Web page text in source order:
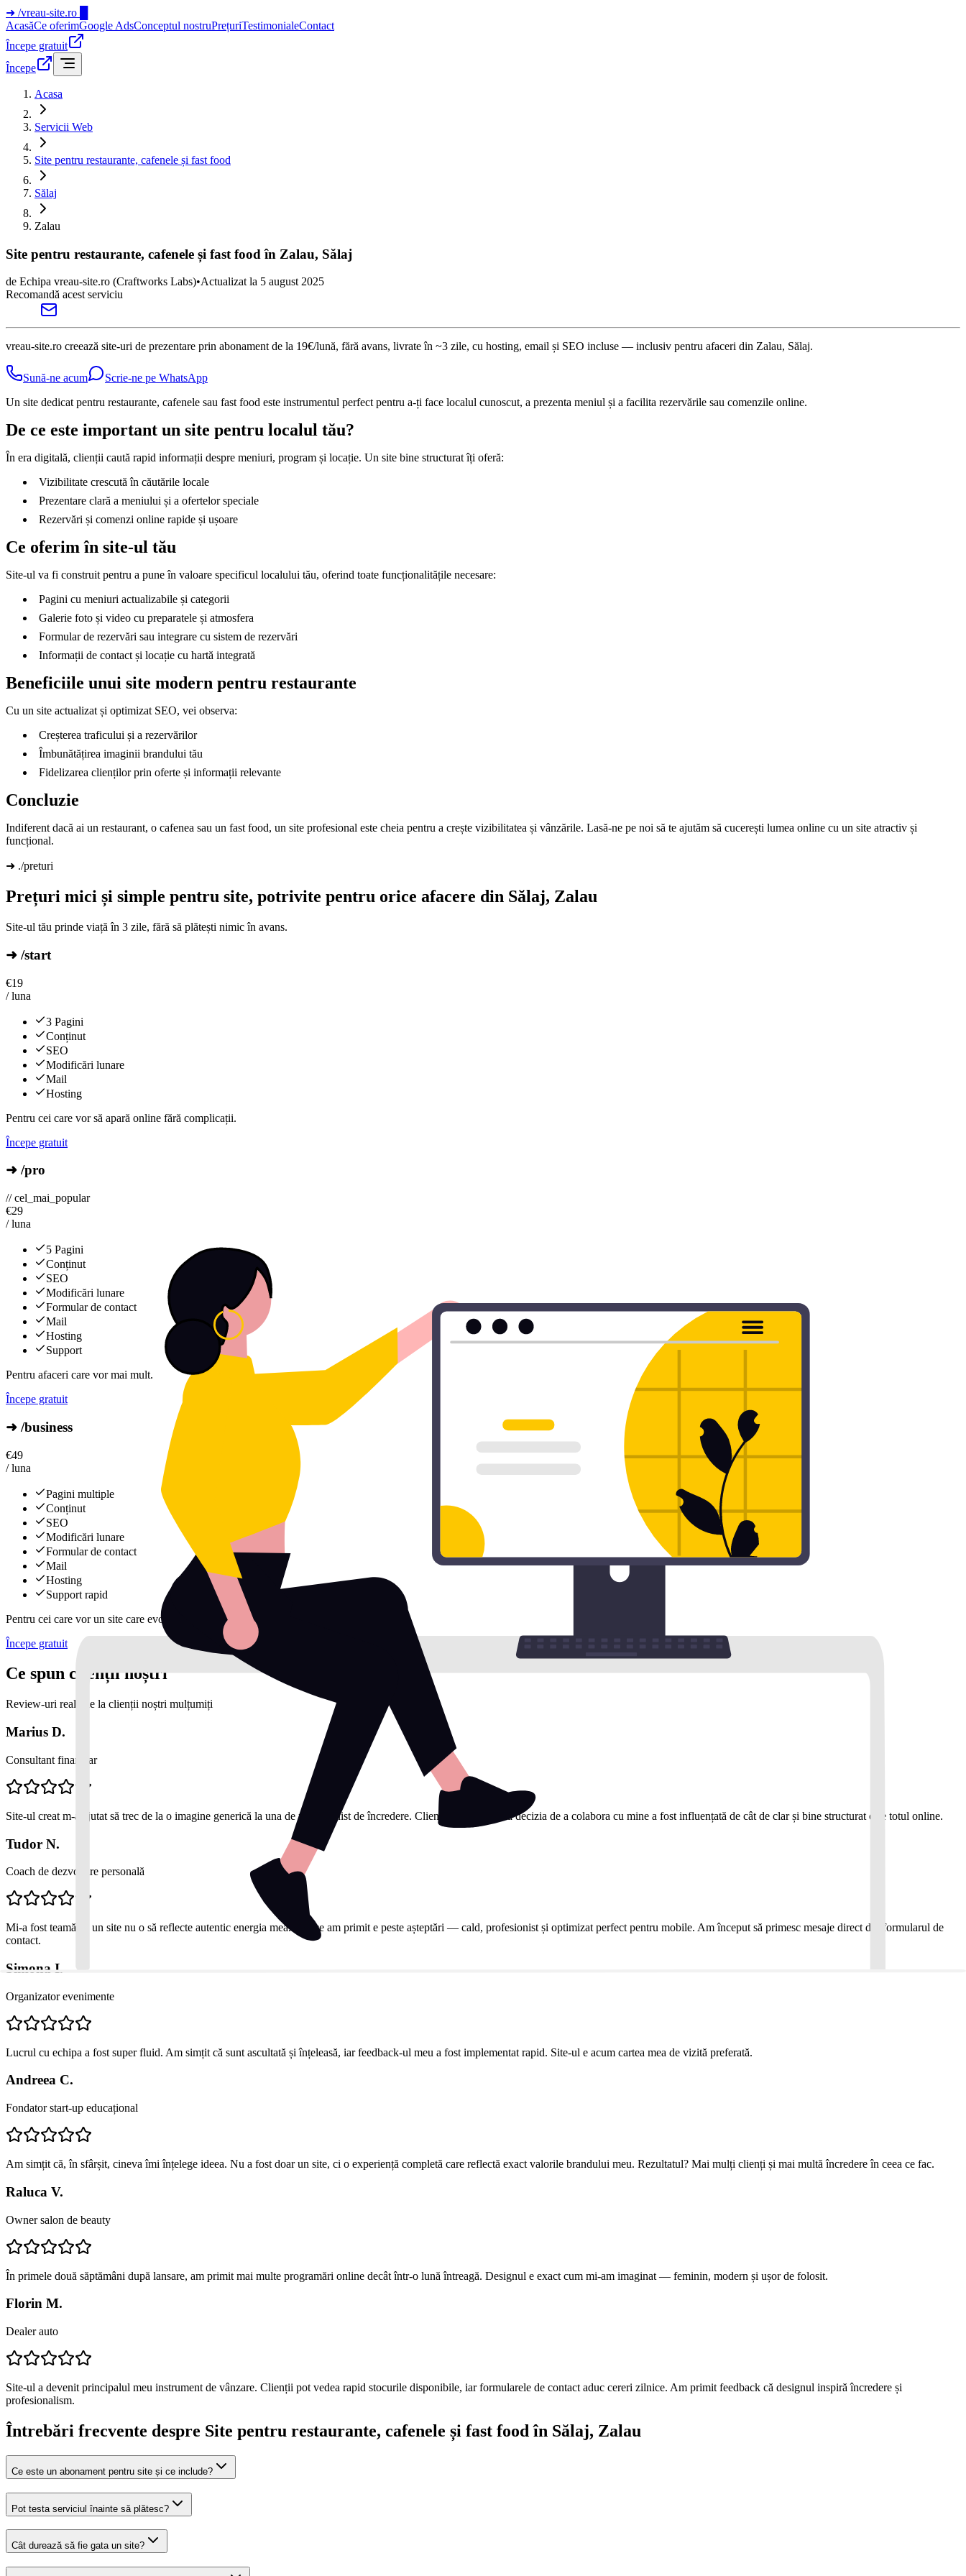
➜ /vreau-site.ro
AcasăCe oferimGoogle AdsConceptul nostruPrețuriTestimonialeContact
Începe gratuit
Începe
Acasa
Servicii Web
Site pentru restaurante, cafenele și fast food
Sălaj
Zalau
Site pentru restaurante, cafenele și fast food în Zalau, Sălaj
de Echipa vreau-site.ro (Craftworks Labs)•Actualizat la 5 august 2025
Recomandă acest serviciu
vreau-site.ro creează site-uri de prezentare prin abonament de la 19€/lună, fără avans, livrate în ~3 zile, cu hosting, email și SEO incluse — inclusiv pentru afaceri din Zalau, Sălaj.
Sună-ne acum
Scrie-ne pe WhatsApp
Un site dedicat pentru restaurante, cafenele sau fast food este instrumentul perfect pentru a-ți face localul cunoscut, a prezenta meniul și a facilita rezervările sau comenzile online.
De ce este important un site pentru localul tău?
În era digitală, clienții caută rapid informații despre meniuri, program și locație. Un site bine structurat îți oferă:
Vizibilitate crescută în căutările locale
Prezentare clară a meniului și a ofertelor speciale
Rezervări și comenzi online rapide și ușoare
Ce oferim în site-ul tău
Site-ul va fi construit pentru a pune în valoare specificul localului tău, oferind toate funcționalitățile necesare:
Pagini cu meniuri actualizabile și categorii
Galerie foto și video cu preparatele și atmosfera
Formular de rezervări sau integrare cu sistem de rezervări
Informații de contact și locație cu hartă integrată
Beneficiile unui site modern pentru restaurante
Cu un site actualizat și optimizat SEO, vei observa:
Creșterea traficului și a rezervărilor
Îmbunătățirea imaginii brandului tău
Fidelizarea clienților prin oferte și informații relevante
Concluzie
Indiferent dacă ai un restaurant, o cafenea sau un fast food, un site profesional este cheia pentru a crește vizibilitatea și vânzările. Lasă-ne pe noi să te ajutăm să cucerești lumea online cu un site atractiv și
funcțional.
➜ ./preturi
Prețuri mici și simple pentru site, potrivite pentru orice afacere din Sălaj, Zalau
Site-ul tău prinde viață în 3 zile, fără să plătești nimic în avans.
➜ /start
€19
/ luna
3 Pagini
Conținut
SEO
Modificări lunare
Mail
Hosting
Pentru cei care vor să apară online fără complicații.
Începe gratuit
➜ /pro
// cel_mai_popular
€29
/ luna
5 Pagini
Conținut
SEO
Modificări lunare
Formular de contact
Mail
Hosting
Support
Pentru afaceri care vor mai mult.
Începe gratuit
➜ /business
€49
/ luna
Pagini multiple
Conținut
SEO
Modificări lunare
Formular de contact
Mail
Hosting
Support rapid
Pentru cei care vor un site care evoluează constant.
Începe gratuit
Ce spun clienții noștri
Review-uri reale de la clienții noștri mulțumiți
Marius D.
Consultant financiar
Site-ul creat m-a ajutat să trec de la o imagine generică la una de profesionist de încredere. Clienții mi-au spus că decizia de a colabora cu mine a fost influențată de cât de clar și bine structurat este totul online.
Tudor N.
Coach de dezvoltare personală
Mi-a fost teamă că un site nu o să reflecte autentic energia mea. Dar ce am primit e peste așteptări — cald, profesionist și optimizat perfect pentru mobile. Am început să primesc mesaje direct din formularul de
contact.
Simona I.
Organizator evenimente
Lucrul cu echipa a fost super fluid. Am simțit că sunt ascultată și înțeleasă, iar feedback-ul meu a fost implementat rapid. Site-ul e acum cartea mea de vizită preferată.
Andreea C.
Fondator start-up educațional
Am simțit că, în sfârșit, cineva îmi înțelege ideea. Nu a fost doar un site, ci o experiență completă care reflectă exact valorile brandului meu. Rezultatul? Mai mulți clienți și mai multă încredere în ceea ce fac.
Raluca V.
Owner salon de beauty
În primele două săptămâni după lansare, am primit mai multe programări online decât într-o lună întreagă. Designul e exact cum mi-am imaginat — feminin, modern și ușor de folosit.
Florin M.
Dealer auto
Site-ul a devenit principalul meu instrument de vânzare. Clienții pot vedea rapid stocurile disponibile, iar formularele de contact aduc cereri zilnice. Am primit feedback că designul inspiră încredere și
profesionalism.
Întrebări frecvente despre Site pentru restaurante, cafenele și fast food în Sălaj, Zalau
Ce este un abonament pentru site și ce include?
Pot testa serviciul înainte să plătesc?
Cât durează să fie gata un site?